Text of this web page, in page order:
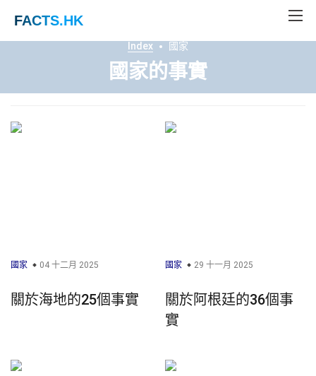
FACTS.HK
Index 國家
國家的事實
國家 04 十二月 2025
關於海地的25個事實
國家 29 十一月 2025
關於阿根廷的36個事
實